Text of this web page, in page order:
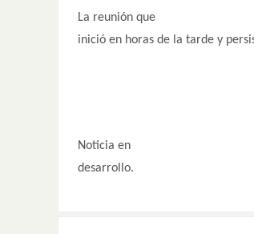
La reunión que
inició en horas de la tarde y
Noticia en
desarrollo.